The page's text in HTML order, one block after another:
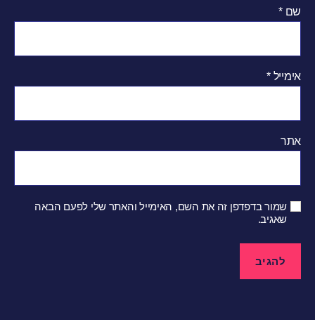
שם*
אימייל*
אתר
שמור בדפדפן זה את השם, האימייל והאתר שלי לפעם הבאה
שאגיב.